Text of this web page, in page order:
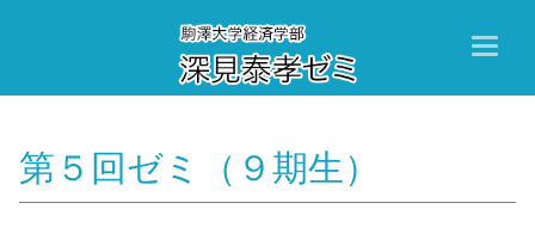
第５回ゼミ（９期生）